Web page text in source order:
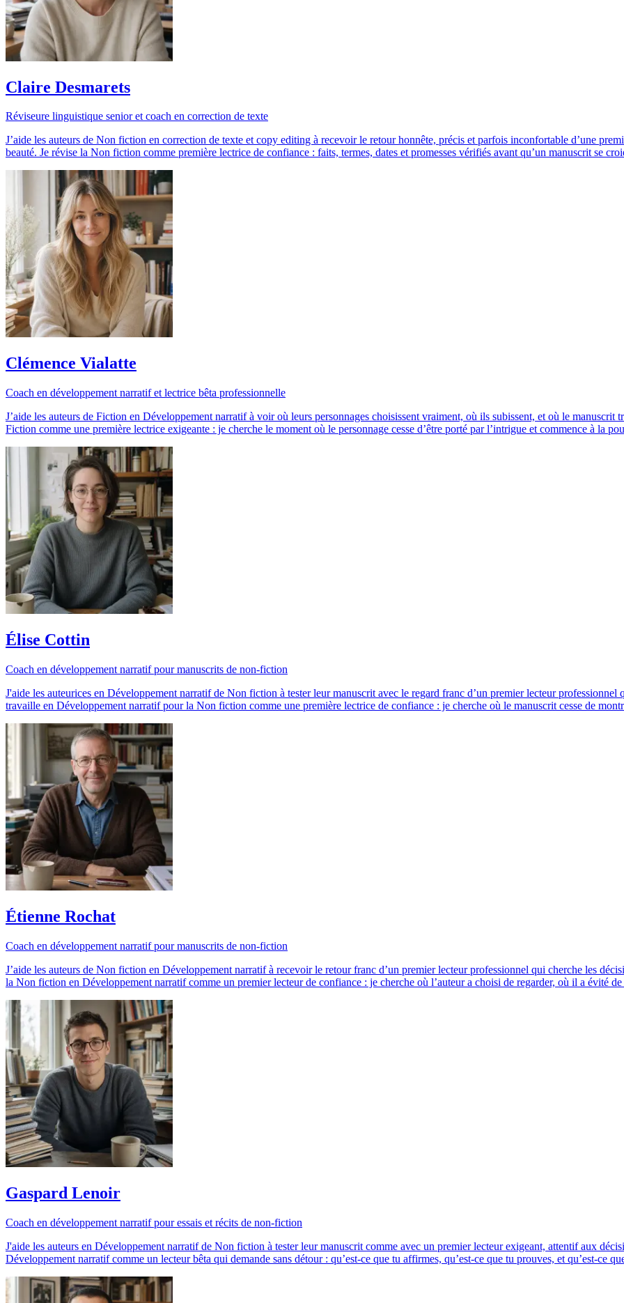
Claire Desmarets
Réviseure linguistique senior et coach en correction de texte
J’aide les auteurs de Non fiction en correction de texte et copy editing à recevoir le retour honnête, précis et parfois inconfortable d’une
beauté. Je révise la Non fiction comme première lectrice de confiance : faits, termes, dates et promesses vérifiés avant qu’un manuscrit se
Clémence Vialatte
Coach en développement narratif et lectrice bêta professionnelle
J’aide les auteurs de Fiction en Développement narratif à voir où leurs personnages choisissent vraiment, où ils subissent, et où le
Fiction comme une première lectrice exigeante : je cherche le moment où le personnage cesse d’être porté par l’intrigue et commence à la
Élise Cottin
Coach en développement narratif pour manuscrits de non-fiction
J'aide les auteurices en Développement narratif de Non fiction à tester leur manuscrit avec le regard franc d’un premier lecteur professionnel
travaille en Développement narratif pour la Non fiction comme une première lectrice de confiance : je cherche où le manuscrit cesse de
Étienne Rochat
Coach en développement narratif pour manuscrits de non-fiction
J’aide les auteurs de Non fiction en Développement narratif à recevoir le retour franc d’un premier lecteur professionnel qui cherche les
la Non fiction en Développement narratif comme un premier lecteur de confiance : je cherche où l’auteur a choisi de regarder, où il a évité
Gaspard Lenoir
Coach en développement narratif pour essais et récits de non-fiction
J'aide les auteurs en Développement narratif de Non fiction à tester leur manuscrit comme avec un premier lecteur exigeant, attentif aux
Développement narratif comme un lecteur bêta qui demande sans détour : qu’est-ce que tu affirmes, qu’est-ce que tu prouves, et qu’est-ce